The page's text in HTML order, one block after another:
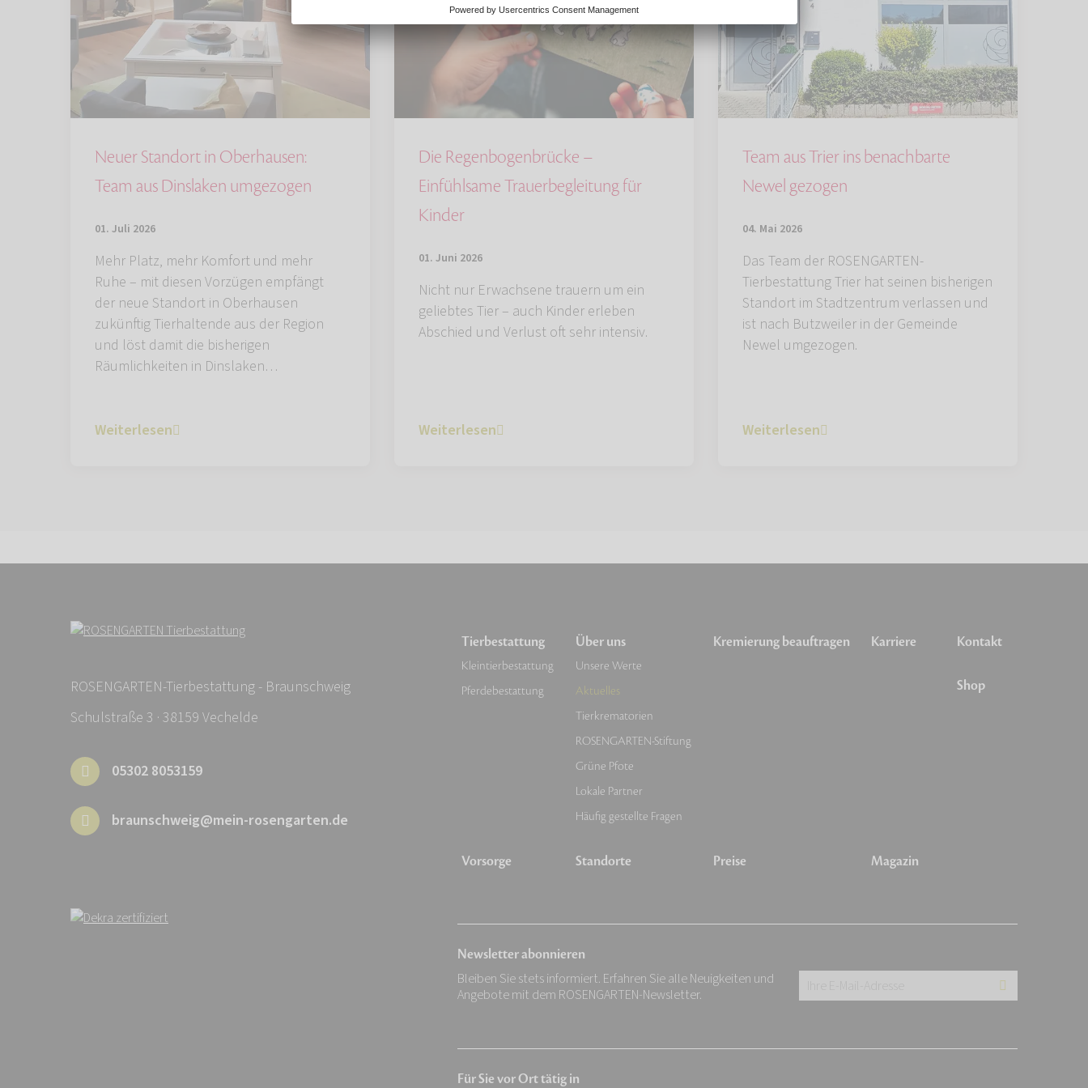
Neuer Standort in Oberhausen:
Team aus Dinslaken umgezogen
01. Juli 2026
Mehr Platz, mehr Komfort und mehr
Ruhe – mit diesen Vorzügen empfängt
der neue Standort in Oberhausen
zukünftig Tierhaltende aus der Region
und löst damit die bisherigen
Räumlichkeiten in Dinslaken…
Weiterlesen
Die Regenbogenbrücke –
Einfühlsame Trauerbegleitung für
Kinder
01. Juni 2026
Nicht nur Erwachsene trauern um ein
geliebtes Tier – auch Kinder erleben
Abschied und Verlust oft sehr intensiv.
Weiterlesen
Team aus Trier ins benachbarte
Newel gezogen
04. Mai 2026
Das Team der ROSENGARTEN-
Tierbestattung Trier hat seinen bisherigen
Standort im Stadtzentrum verlassen und
ist nach Butzweiler in der Gemeinde
Newel umgezogen.
Weiterlesen
ROSENGARTEN-Tierbestattung - Braunschweig
Schulstraße 3 · 38159 Vechelde
05302 8053159
braunschweig@mein-rosengarten.de
Tierbestattung
Kleintierbestattung
Pferdebestattung
Vorsorge
Über uns
Unsere Werte
Aktuelles
Tierkrematorien
ROSENGARTEN-Stiftung
Grüne Pfote
Lokale Partner
Häufig gestellte Fragen
Standorte
Kremierung beauftragen
Preise
Karriere
Magazin
Kontakt
Shop
Newsletter abonnieren
Bleiben Sie stets informiert. Erfahren Sie alle Neuigkeiten und
Angebote mit dem ROSENGARTEN-Newsletter.
E-
Für Sie vor Ort tätig in